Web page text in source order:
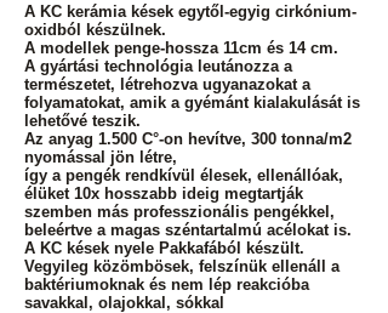
A KC kerámia kések egytől-egyig cirkónium-
oxidból készülnek.
A modellek penge-hossza 11cm és 14 cm.
A gyártási technológia leutánozza a
természetet, létrehozva ugyanazokat a
folyamatokat, amik a gyémánt kialakulását is
lehetővé teszik.
Az anyag 1.500 C°-on hevítve, 300 tonna/m2
nyomással jön létre,
így a pengék rendkívül élesek, ellenállóak,
élüket 10x hosszabb ideig megtartják
szemben más professzionális pengékkel,
beleértve a magas széntartalmú acélokat is.
A KC kések nyele Pakkafából készült.
Vegyileg közömbösek, felszínük ellenáll a
baktériumoknak és nem lép reakcióba
savakkal, olajokkal, sókkal